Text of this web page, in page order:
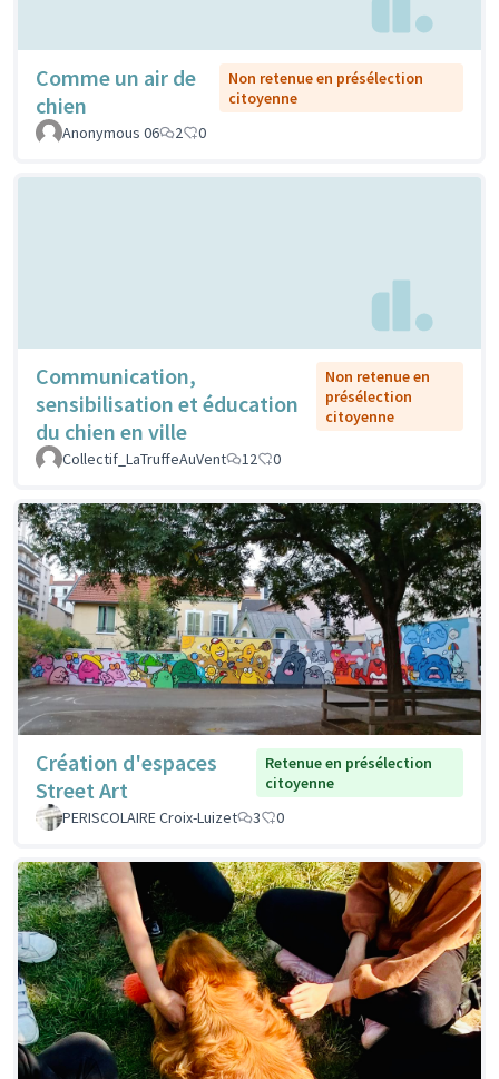
Comme un air de
chien
Non retenue en présélection
citoyenne
Anonymous 06
2 0
Communication,
sensibilisation et éducation
du chien en ville
Non retenue en
présélection
citoyenne
Collectif_LaTruffeAuVent 12 0
Création d'espaces
Street Art
Retenue en présélection
citoyenne
PERISCOLAIRE Croix-Luizet
3 0